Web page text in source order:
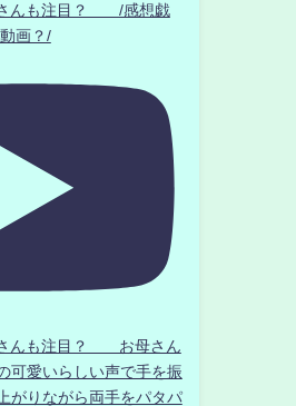
さんも注目？ /感想戯
画？/
んも注目？ お母さん
愛いらしい声で手を振
がりながら両手をパタパ